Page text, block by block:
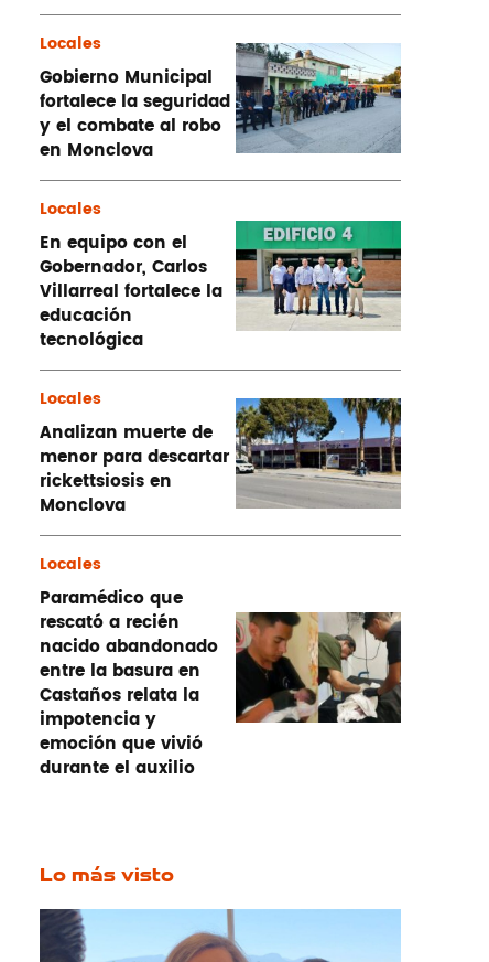
Locales
Gobierno Municipal
fortalece la seguridad
y el combate al robo
en Monclova
Locales
En equipo con el
Gobernador, Carlos
Villarreal fortalece la
educación
tecnológica
Locales
Analizan muerte de
menor para descartar
rickettsiosis en
Monclova
Locales
Paramédico que
rescató a recién
nacido abandonado
entre la basura en
Castaños relata la
impotencia y
emoción que vivió
durante el auxilio
Lo más visto